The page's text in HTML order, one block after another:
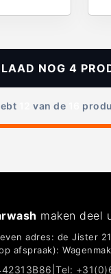
LAAD NOG 4
van de
maken deel
adres: de Jister
afspraak):
|Tel: